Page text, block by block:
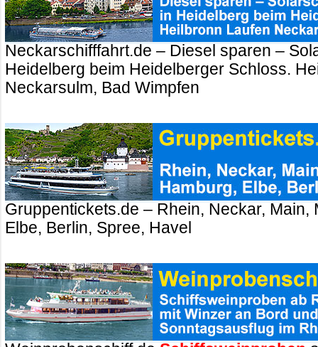
Neckarschifffahrt.de – Diesel sparen –
Heidelberg beim Heidelberger Schloss.
Neckarsulm, Bad Wimpfen
Gruppentickets.de – Rhein, Neckar, Main,
Elbe, Berlin, Spree, Havel